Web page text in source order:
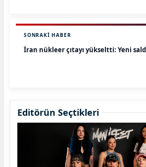
SONRAKI HABER
İran nükleer çıtayı yükseltti: Yeni
Editörün Seçtikleri